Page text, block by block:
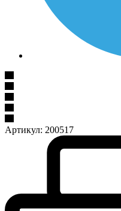
Артикул: 200517